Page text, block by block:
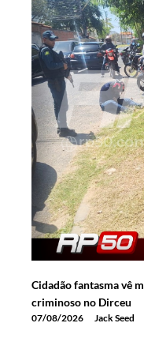
Cidadão fantasma vê
criminoso no Dirceu
07/08/2026 Jack Seed